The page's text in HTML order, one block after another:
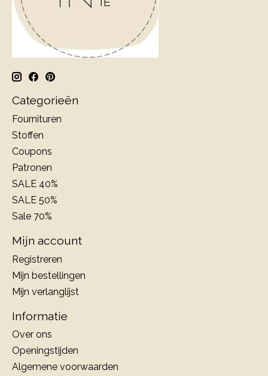
Categorieën
Fournituren
Stoffen
Coupons
Patronen
SALE 40%
SALE 50%
Sale 70%
Mijn account
Registreren
Mijn bestellingen
Mijn verlanglijst
Informatie
Over ons
Openingstijden
Algemene voorwaarden